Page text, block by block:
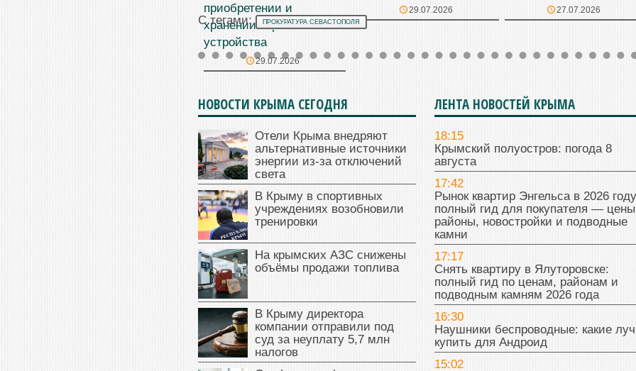
приобретении и
хранении взрывного
устройства
29.07.2026
29.07.2026 27.07.2026
С тегами: ПРОКУРАТУРА СЕВАСТОПОЛЯ
НОВОСТИ КРЫМА СЕГОДНЯ
Отели Крыма внедряют
альтернативные источники
энергии из-за отключений
света
В Крыму в спортивных
учреждениях возобновили
тренировки
На крымских АЗС снижены
объёмы продажи топлива
В Крыму директора
компании отправили под
суд за неуплату 5,7 млн
налогов
ЛЕНТА НОВОСТЕЙ КРЫМА
18:15
Крымский полуостров: погода 8
августа
17:42
Рынок квартир Энгельса в 2026
полный гид для покупателя —
районы, новостройки и подводные
камни
17:17
Снять квартиру в Ялуторовске:
полный гид по ценам, районам и
подводным камням 2026 года
16:30
Наушники беспроводные: какие
купить для Андроид
15:02